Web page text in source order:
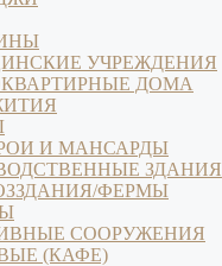
УЧРЕЖДЕНИЯ
ДОМА
И МАНСАРДЫ
ЗДАНИЯ
ФЕРМЫ
СООРУЖЕНИЯ
(КАФЕ)